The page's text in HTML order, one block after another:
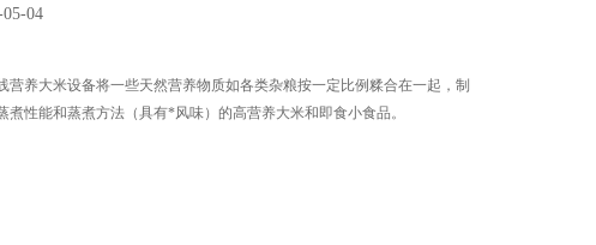
04
营养大米设备将一些天然营养物质如各类杂粮按一定比例糅合在一起，制
煮性能和蒸煮方法（具有*风味）的高营养大米和即食小食品。